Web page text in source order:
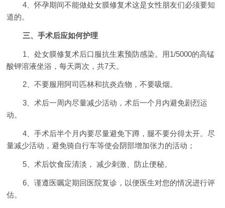
4、怀孕期间不能做处女膜修复术这是女性朋友们必须要知
道的。
三、手术后应如何护理
1、处女膜修复术后口服抗生素预防感染。用1/5000的高锰
酸钾溶液坐浴，每天两次，共7天。
2、不要服用阿司匹林和抗炎垚物，不要吸烟。
3、术后一周内尽量减少活动，术后一个月内避免剧烈运
动。
4、手术后半个月内要尽量避免下蹲，腿不要分得太开。尽
量减少活动，避免骑自行车等使会阴部增加张力的活动；
5、术后饮食应清淡， 减少刺激、防止便秘。
6、谨遵医嘱定期回医院复诊，以便医生对您的情况进行评
估。